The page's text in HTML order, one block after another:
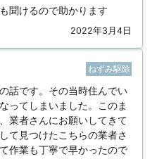
聞けるので助かります
2022年3月4日
ねずみ駆除
話です。その当時住んでい
ってしまいました。このま
業者さんにお願いしてきて
て見つけたこちらの業者さ
作業も丁寧で早かったので